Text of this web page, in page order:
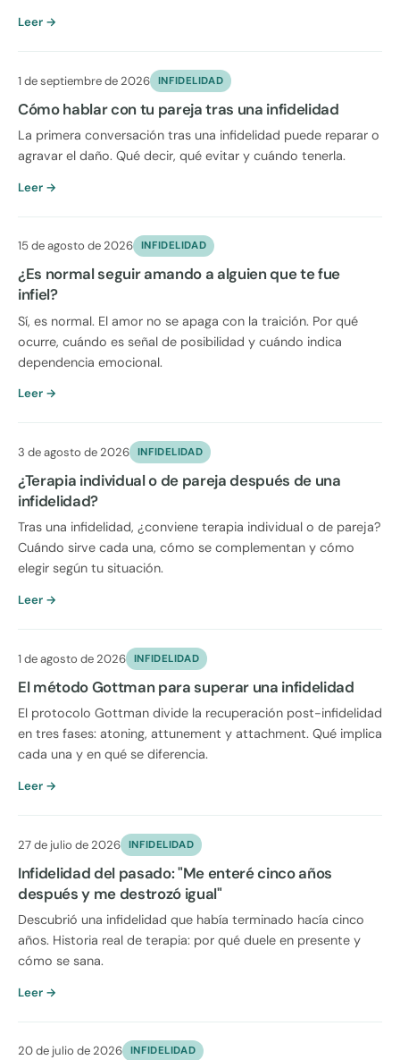
Leer →
1 de septiembre de 2026 INFIDELIDAD
Cómo hablar con tu pareja tras una infidelidad
La primera conversación tras una infidelidad puede reparar o
agravar el daño. Qué decir, qué evitar y cuándo tenerla.
Leer →
15 de agosto de 2026 INFIDELIDAD
¿Es normal seguir amando a alguien que te fue
infiel?
Sí, es normal. El amor no se apaga con la traición. Por qué
ocurre, cuándo es señal de posibilidad y cuándo indica
dependencia emocional.
Leer →
3 de agosto de 2026 INFIDELIDAD
¿Terapia individual o de pareja después de una
infidelidad?
Tras una infidelidad, ¿conviene terapia individual o de pareja?
Cuándo sirve cada una, cómo se complementan y cómo
elegir según tu situación.
Leer →
1 de agosto de 2026 INFIDELIDAD
El método Gottman para superar una infidelidad
El protocolo Gottman divide la recuperación post-infidelidad
en tres fases: atoning, attunement y attachment. Qué implica
cada una y en qué se diferencia.
Leer →
27 de julio de 2026 INFIDELIDAD
Infidelidad del pasado: "Me enteré cinco años
después y me destrozó igual"
Descubrió una infidelidad que había terminado hacía cinco
años. Historia real de terapia: por qué duele en presente y
cómo se sana.
Leer →
20 de julio de 2026 INFIDELIDAD